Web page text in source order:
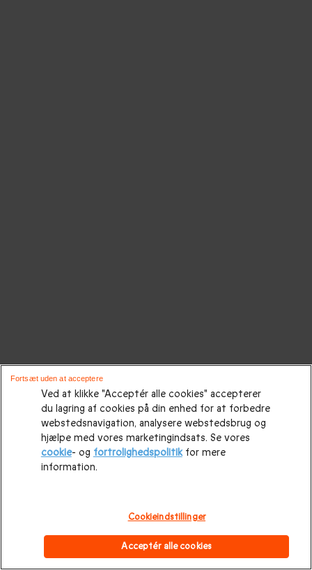
Ved at klikke "Acceptér alle cookies" accepterer
du lagring af cookies på din enhed for at forbedre
webstedsnavigation, analysere webstedsbrug og
hjælpe med vores marketingindsats. Se vores
cookie- og fortrolighedspolitikfor mere
information.
Cookieindstillinger
Acceptér alle cookies
Fortsæt uden at acceptere